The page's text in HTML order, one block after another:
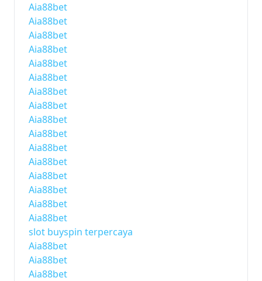
Aia88bet
Aia88bet
Aia88bet
Aia88bet
Aia88bet
Aia88bet
Aia88bet
Aia88bet
Aia88bet
Aia88bet
Aia88bet
Aia88bet
Aia88bet
Aia88bet
Aia88bet
Aia88bet
slot buyspin terpercaya
Aia88bet
Aia88bet
Aia88bet